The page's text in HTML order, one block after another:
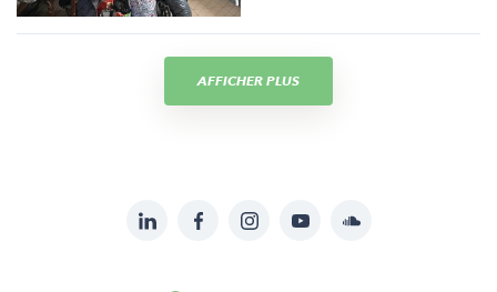
AFFICHER PLUS
LinkedInFacebookInstagramYouTubeSoundcloud